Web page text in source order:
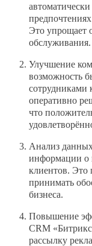
Это упрощает
обслуживания.
Улучшение
возможность
сотрудниками
оперативно
что
Анализ
информации о
клиентов. Это
принимать
бизнеса.
Повышение
CRM
рассылку